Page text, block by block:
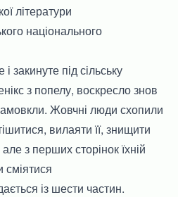
літератури
національного
закинуте під сільську
з попелу, воскресло знов
Жовчні люди схопили
вилаяти її, знищити
з перших сторінок їхній
сміятися
із шести частин.